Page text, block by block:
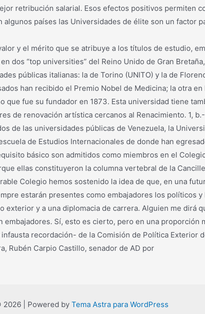
retribución salarial. Esos efectos positivos permiten
países las Universidades de élite son un factor
social alguna. 1, a.-
y el mérito que se atribuye a los títulos de estudio,
dos “top universities” del Reino Unido de Gran
públicas italianas: la de Torino (UNITO) y la de
han recibido el Premio Nobel de Medicina; la otra
fue su fundador en 1873. Esta universidad tiene
de renovación artística cercanos al Renacimiento. 1,
de las universidades públicas de Venezuela, la
de Estudios Internacionales de donde han
básico son admitidos como miembros en el
ellas constituyeron la columna vertebral de la
Colegio hemos sostenido la idea de que, en una
estarán presentes como embajadores los políticos
y a una diplomacia de carrera. Alguien me dirá
Sí, esto es cierto, pero en una proporción
recordación- de la Comisión de Política Exterior
Rubén Carpio Castillo, senador de AD por
| Powered by Tema Astra para WordPress